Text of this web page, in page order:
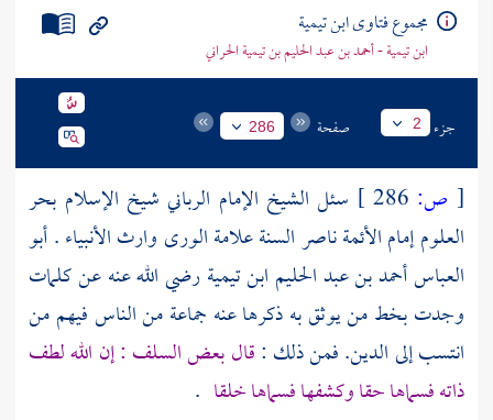
مجموع فتاوى ابن تيمية
ابن تيمية - أحمد بن عبد الحليم بن تيمية الحراني
جزء 2 صفحة 286
[ ص:
سئل الشيخ الإمام الرباني شيخ الإسلام بحر
العلوم إمام الأئمة ناصر السنة علامة الورى وارث الأنبياء .أبو
العباس أحمد بن عبد الحليم ابن تيميةرضي الله عنه عن كلمات
وجدت بخط من يوثق به ذكرها عنه جماعة من الناس فيهم من
انتسب إلى الدين. فمن ذلك :قال بعض السلف : إن الله لطف
ذاته فسماها حقا وكشفها فسماها خلقا .